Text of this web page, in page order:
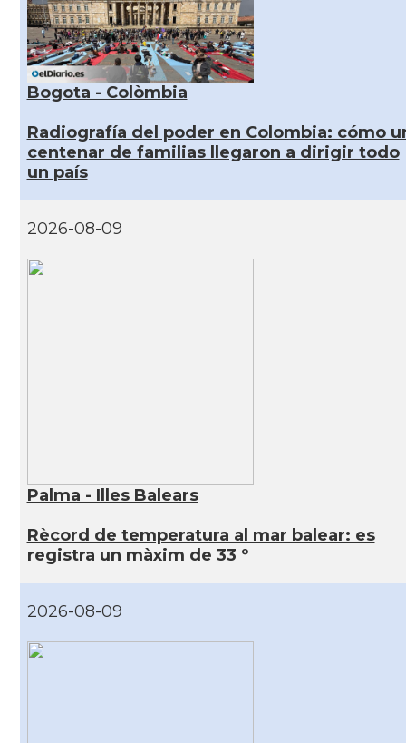
Bogota - Colòmbia
Radiografía del poder en Colombia: cómo
centenar de familias llegaron a dirigir todo
un país
2026-08-09
Palma - Illes Balears
Rècord de temperatura al mar balear: es
registra un màxim de 33 º
2026-08-09